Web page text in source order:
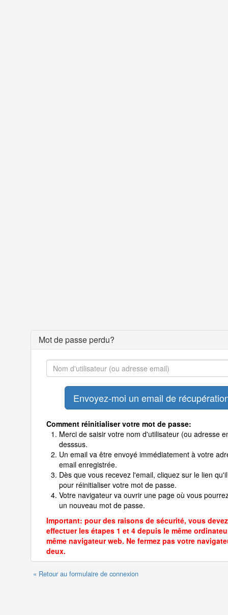
Mot de passe perdu?
Comment réinitialiser votre mot de passe:
Merci de saisir votre nom d'utilisateur (ou adresse
desssus.
Un email va être envoyé immédiatement à votre
email enregistrée.
Dès que vous recevez l'email, cliquez sur le lien
pour réinitialiser votre mot de passe.
Votre navigateur va ouvrir une page où vous
un nouveau mot de passe.
Important: pour des raisons de sécurité, vous devez
effectuer les étapes 1 et 4 depuis le même
même navigateur web. Ne fermez pas votre
deux.
« Retour au formulaire de connexion